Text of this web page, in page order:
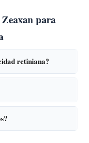
para
retiniana?